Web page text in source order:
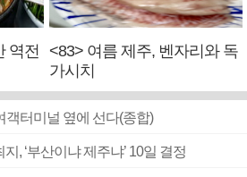
역전
<83> 여름 제주, 벤자리와 독
가시치
객터미널 옆에 선다(종합)
, ‘부산이냐 제주냐’ 10일 결정